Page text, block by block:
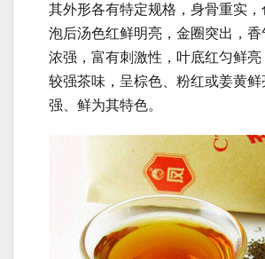
其外形各有特定规格，身骨重实
泡后汤色红鲜明亮，金圈突出，
浓强，富有刺激性，叶底红匀鲜
较强茶味，呈棕色、粉红或姜黄鲜
强、鲜为其特色。